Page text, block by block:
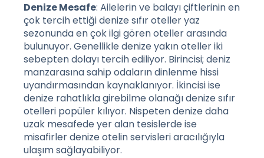
Denize Mesafe: Ailelerin ve balayı çiftlerinin en
çok tercih ettiği denize sıfır oteller yaz
sezonunda en çok ilgi gören oteller arasında
bulunuyor. Genellikle denize yakın oteller iki
sebepten dolayı tercih ediliyor. Birincisi; deniz
manzarasına sahip odaların dinlenme hissi
uyandırmasından kaynaklanıyor. İkincisi ise
denize rahatlıkla girebilme olanağı denize sıfır
otelleri popüler kılıyor. Nispeten denize daha
uzak mesafede yer alan tesislerde ise
misafirler denize otelin servisleri aracılığıyla
ulaşım sağlayabiliyor.